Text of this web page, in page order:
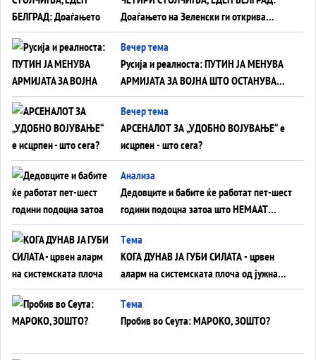
Доаѓањето на Зеленски ги открива
тајните на политиката на балансирање
на Вучиќ
Вечер тема
Русија и реалноста: ПУТИН ЈА МЕНУВА
АРМИЈАТА ЗА ВОЈНА ШТО ОСТАНУВА
БЕЗ ФРОНТ
Вечер тема
АРСЕНАЛОТ ЗА „УДОБНО ВОЈУВАЊЕ“ е
исцрпен - што сега?
Анализа
Дедовците и бабите ќе работат пет-шест
години подоцна затоа што НЕМААТ
ВНУЦИ ДА ГИ ЗАМЕНАТ
Tема
КОГА ДУНАВ ЈА ГУБИ СИЛАТА - црвен
аларм на системската плоча од јужна
Германија до Црното Море...
Tема
Пробив во Сеута: МАРОКО, ЗОШТО?